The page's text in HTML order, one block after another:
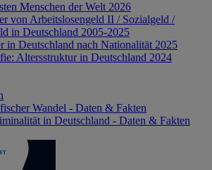
Menschen der Welt 2026
von Arbeitslosengeld II / Sozialgeld /
in Deutschland 2005-2025
in Deutschland nach Nationalität 2025
Altersstruktur in Deutschland 2024
Wandel - Daten & Fakten
in Deutschland - Daten & Fakten